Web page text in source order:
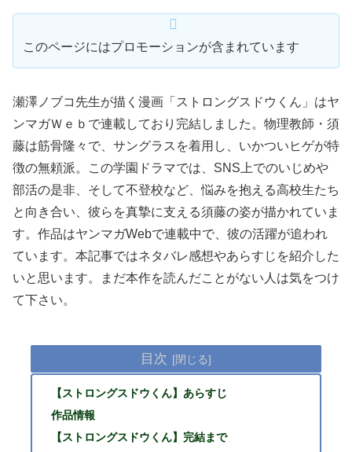
このページにはプロモーションが含まれています
瀬澤ノブコ先生が描く漫画「ストロングスドウくん」はヤ
ンマガＷｅｂで連載しており完結しました。物理教師・須
藤は筋骨隆々で、サングラスを着用し、いかついヒゲが特
徴の無頼派。この学園ドラマでは、SNS上でのいじめや
部活の是非、そして不登校など、悩みを抱える高校生たち
と向き合い、彼らを真摯に支える須藤の姿が描かれていま
す。作品はヤンマガWebで連載中で、彼の活躍が追われ
ています。本記事ではネタバレ感想やあらすじを紹介した
いと思います。まだ本作を読んだことがない人は気をつけ
て下さい。
目次
【ストロングスドウくん】あらすじ
作品情報
【ストロングスドウくん】完結まで